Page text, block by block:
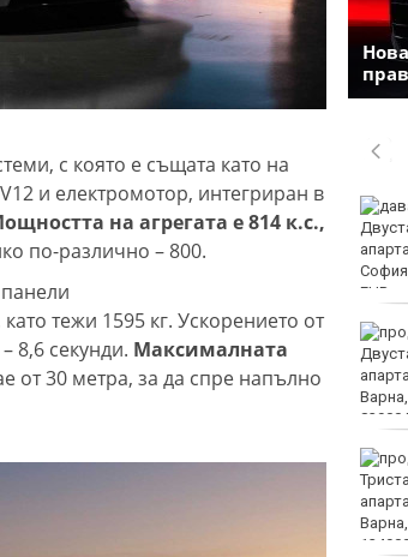
с която е същата като на
и електромотор, интегриран в
на агрегата е 814 к.с.,
по-различно – 800.
тежи 1595 кг. Ускорението от
8,6 секунди. Максималната
от 30 метра, за да спре напълно
18-годишен уби чичо си
с кол
Турция ограничава
достъпа на част от
търговските кораби до
От 9 август цените на